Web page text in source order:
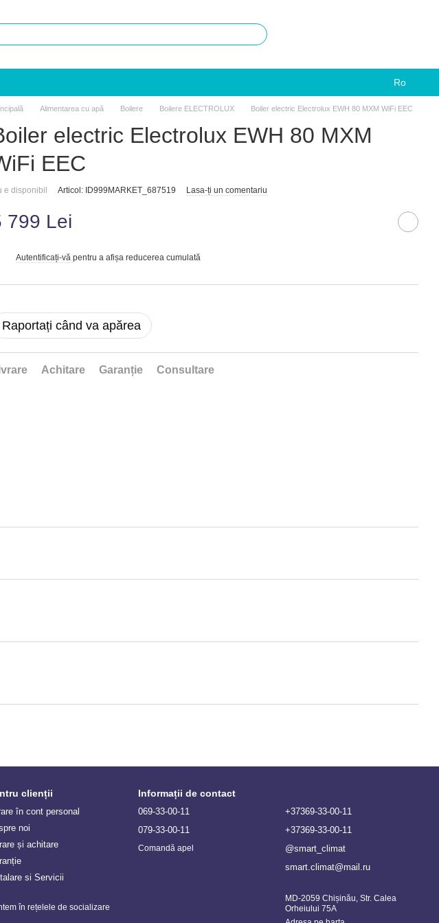
Ro
Alimentarea cu apă Boilere Boilere ELECTROLUX Boiler electric Electrolux EWH 80 MXM WiFi EEC
electric Electrolux EWH 80 MXM
EEC
e disponibil Articol: ID999MARKET_687519 Lasa-ți un comentariu
799 Lei
Autentificați-vă pentru a afișa reducerea cumulată
Raportați când va apărea
Achitare Garanție Consultare
clienții
în cont personal
noi
și achitare
si Servicii
în rețelele de socializare
Informații de contact
069-33-00-11
079-33-00-11
Comandă apel
+37369-33-00-11
+37369-33-00-11
@smart_climat
smart.climat@mail.ru
MD-2059 Chișinău, Str. Calea
Orheiului 75A